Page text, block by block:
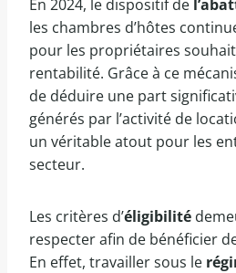
En 2024, le dispositif de
les chambres d’hôtes
pour les propriétaires
rentabilité. Grâce à ce
de déduire une part
générés par l’activité de
un véritable atout pour les
secteur.
Les critères d’éligibilité
respecter afin de bénéficier
En effet, travailler sous le